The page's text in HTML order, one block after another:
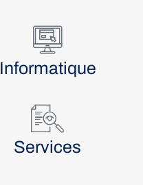
Informatique
Services